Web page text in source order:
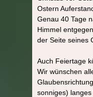
Ostern
Genau 40 Tage
Himmel
der Seite seines
Auch Feiertage
Wir wünschen
sonniges) langes